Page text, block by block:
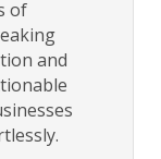
of
and